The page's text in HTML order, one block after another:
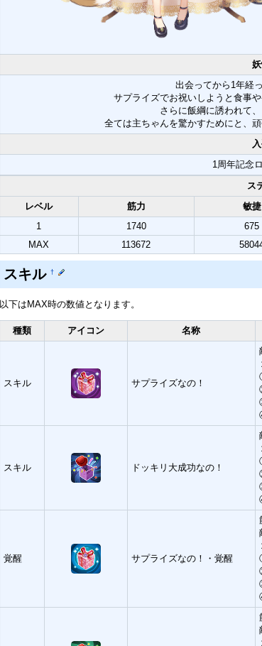
出会ってから1年経
サプライズでお祝いしようと食事
さらに飯綱に誘われて
全ては主ちゃんを驚かすためにと、
1周年記念
ス
レベル
筋力 敏捷
1
1740 675
MAX
113672
スキル †
以下はMAX時の数値となります。
種類 アイコン 名称
スキル サプライズなの！
スキル ドッキリ大成功なの！
覚醒 サプライズなの！・覚醒